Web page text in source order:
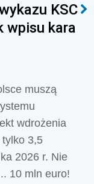
KSC
wpisu kara
muszą
wdrożenia
tylko 3,5
2026 r. Nie
10 mln euro!